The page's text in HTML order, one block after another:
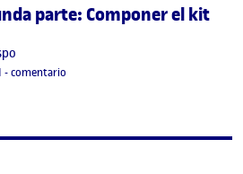
parte: Componer el kit
-comentario